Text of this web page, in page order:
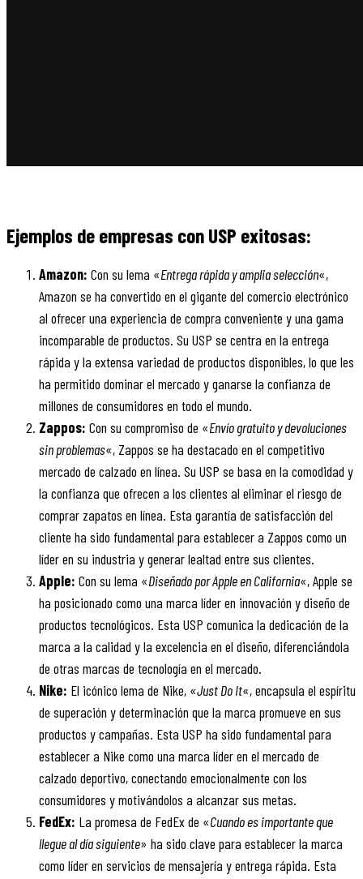
Ejemplos de empresas con USP exitosas:
Amazon: Con su lema «Entrega rápida y amplia selección«,
Amazon se ha convertido en el gigante del comercio electrónico
al ofrecer una experiencia de compra conveniente y una gama
incomparable de productos. Su USP se centra en la entrega
rápida y la extensa variedad de productos disponibles, lo que les
ha permitido dominar el mercado y ganarse la confianza de
millones de consumidores en todo el mundo.
Zappos: Con su compromiso de «Envío gratuito y devoluciones
sin problemas«, Zappos se ha destacado en el competitivo
mercado de calzado en línea. Su USP se basa en la comodidad y
la confianza que ofrecen a los clientes al eliminar el riesgo de
comprar zapatos en línea. Esta garantía de satisfacción del
cliente ha sido fundamental para establecer a Zappos como un
líder en su industria y generar lealtad entre sus clientes.
Apple: Con su lema «Diseñado por Apple en California«, Apple se
ha posicionado como una marca líder en innovación y diseño de
productos tecnológicos. Esta USP comunica la dedicación de la
marca a la calidad y la excelencia en el diseño, diferenciándola
de otras marcas de tecnología en el mercado.
Nike: El icónico lema de Nike, «Just Do It«, encapsula el espíritu
de superación y determinación que la marca promueve en sus
productos y campañas. Esta USP ha sido fundamental para
establecer a Nike como una marca líder en el mercado de
calzado deportivo, conectando emocionalmente con los
consumidores y motivándolos a alcanzar sus metas.
FedEx: La promesa de FedEx de «Cuando es importante que
llegue al día siguiente» ha sido clave para establecer la marca
como líder en servicios de mensajería y entrega rápida. Esta